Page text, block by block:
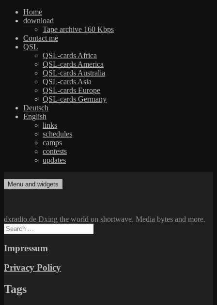
Home
download
Tape archive 160 Kbps
Contact me
QSL
QSL-cards Africa
QSL-cards America
QSL-cards Australia
QSL-cards Asia
QSL-cards Europe
QSL-cards Germany
Deutsch
English
links
schedules
camps
contests
updates
to
dxradio.de
DXing the world on shortwave
Menu and widgets
dxradio.de Dxing the world on shortwave. Media bytes and more.
Search
for:
Impressum
Privacy Policy
Tags